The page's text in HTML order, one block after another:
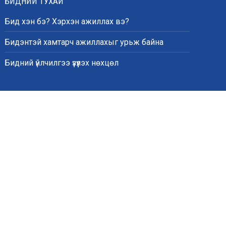
Бид хэн бэ? Хэрхэн ажиллах вэ?
Бидэнтэй хамтарч ажиллахыг урьж байна
Бидний үйлчилгээ үзүүлэх нөхцөл